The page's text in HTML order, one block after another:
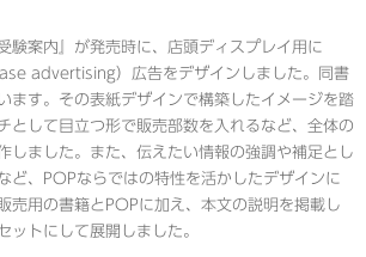
験案内』が発売時に、店頭ディスプレイ用に
advertising）広告をデザインしました。同書
ます。その表紙デザインで構築したイメージを踏
として目立つ形で販売部数を入れるなど、全体の
しました。また、伝えたい情報の強調や補足とし
ど、POPならではの特性を活かしたデザインに
売用の書籍とPOPに加え、本文の説明を掲載し
ットにして展開しました。